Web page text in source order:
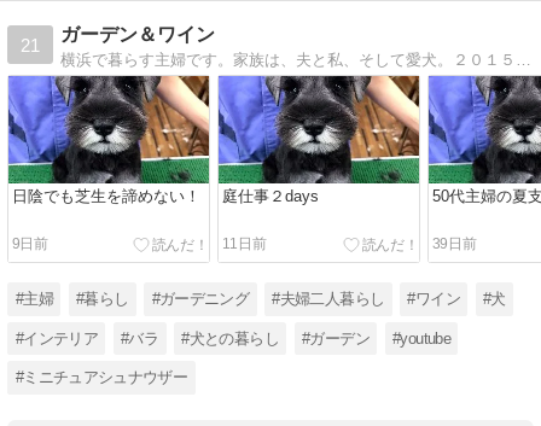
21
ガーデン＆ワイン
日陰でも芝生を諦めない！
9日前
庭仕事２days
11日前
50代主婦の夏
39日前
#主婦 #暮らし #ガーデニング #夫婦二人暮らし #ワイン #犬
#インテリア #バラ #犬との暮らし #ガーデン #youtube
#ミニチュアシュナウザー